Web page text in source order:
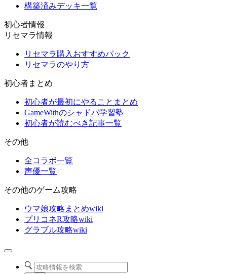
構築済みデッキ一覧
初心者情報
リセマラ情報
リセマラ購入おすすめパック
リセマラのやり方
初心者まとめ
初心者が最初にやることまとめ
GameWithのシャドバ学習塾
初心者が読むべき記事一覧
その他
全コラボ一覧
声優一覧
その他のゲーム攻略
ウマ娘攻略まとめwiki
プリコネR攻略wiki
グラブル攻略wiki